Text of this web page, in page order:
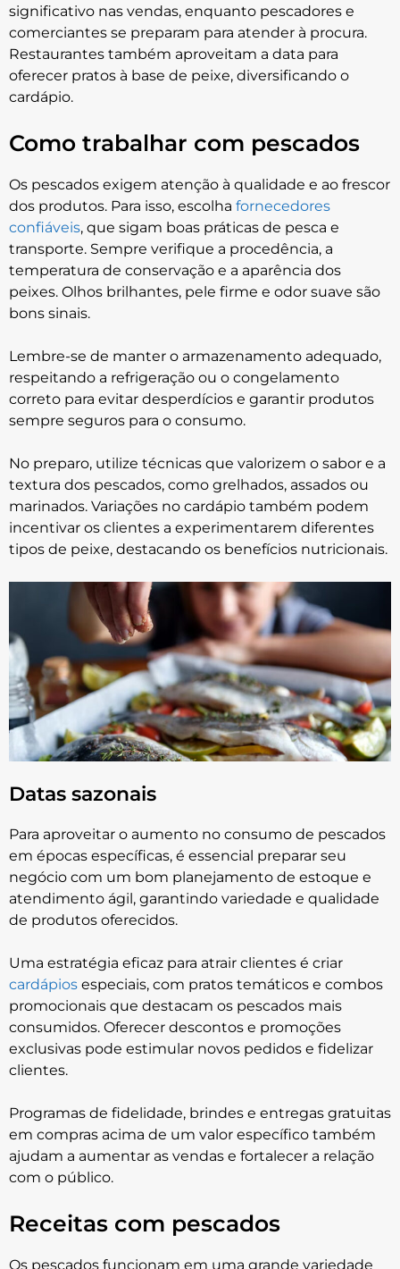
significativo nas vendas, enquanto pescadores e
comerciantes se preparam para atender à procura.
Restaurantes também aproveitam a data para
oferecer pratos à base de peixe, diversificando o
cardápio.
Como trabalhar com pescados
Os pescados exigem atenção à qualidade e ao frescor
dos produtos. Para isso, escolha fornecedores
confiáveis, que sigam boas práticas de pesca e
transporte. Sempre verifique a procedência, a
temperatura de conservação e a aparência dos
peixes. Olhos brilhantes, pele firme e odor suave são
bons sinais.
Lembre-se de manter o armazenamento adequado,
respeitando a refrigeração ou o congelamento
correto para evitar desperdícios e garantir produtos
sempre seguros para o consumo.
No preparo, utilize técnicas que valorizem o sabor e a
textura dos pescados, como grelhados, assados ou
marinados. Variações no cardápio também podem
incentivar os clientes a experimentarem diferentes
tipos de peixe, destacando os benefícios nutricionais.
Datas sazonais
Para aproveitar o aumento no consumo de pescados
em épocas específicas, é essencial preparar seu
negócio com um bom planejamento de estoque e
atendimento ágil, garantindo variedade e qualidade
de produtos oferecidos.
Uma estratégia eficaz para atrair clientes é criar
cardápios especiais, com pratos temáticos e combos
promocionais que destacam os pescados mais
consumidos. Oferecer descontos e promoções
exclusivas pode estimular novos pedidos e fidelizar
clientes.
Programas de fidelidade, brindes e entregas gratuitas
em compras acima de um valor específico também
ajudam a aumentar as vendas e fortalecer a relação
com o público.
Receitas com pescados
Os pescados funcionam em uma grande variedade